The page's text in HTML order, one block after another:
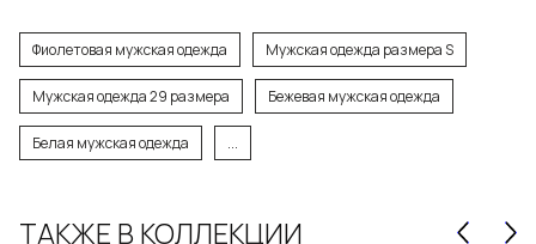
Фиолетовая мужская одежда Мужская одежда размера S
Мужская одежда 29 размера Бежевая мужская одежда
Белая мужская одежда ...
ТАКЖЕ В КОЛЛЕКЦИИ